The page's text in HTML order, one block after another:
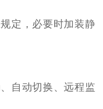
定，必要时加装静
自动切换、远程监